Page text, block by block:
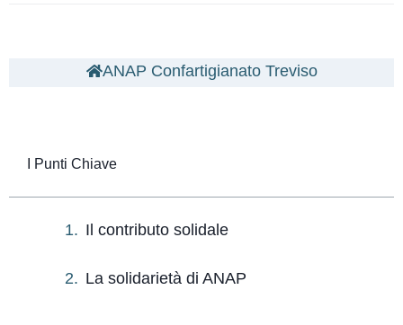
ANAP Confartigianato Treviso
I Punti Chiave
Il contributo solidale
La solidarietà di ANAP